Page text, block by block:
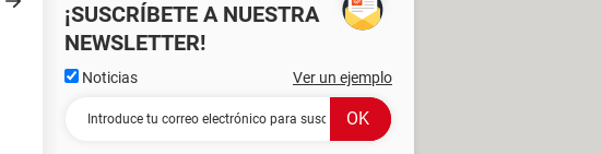
¡SUSCRÍBETE A NUESTRA
NEWSLETTER!
Noticias Ver un ejemplo